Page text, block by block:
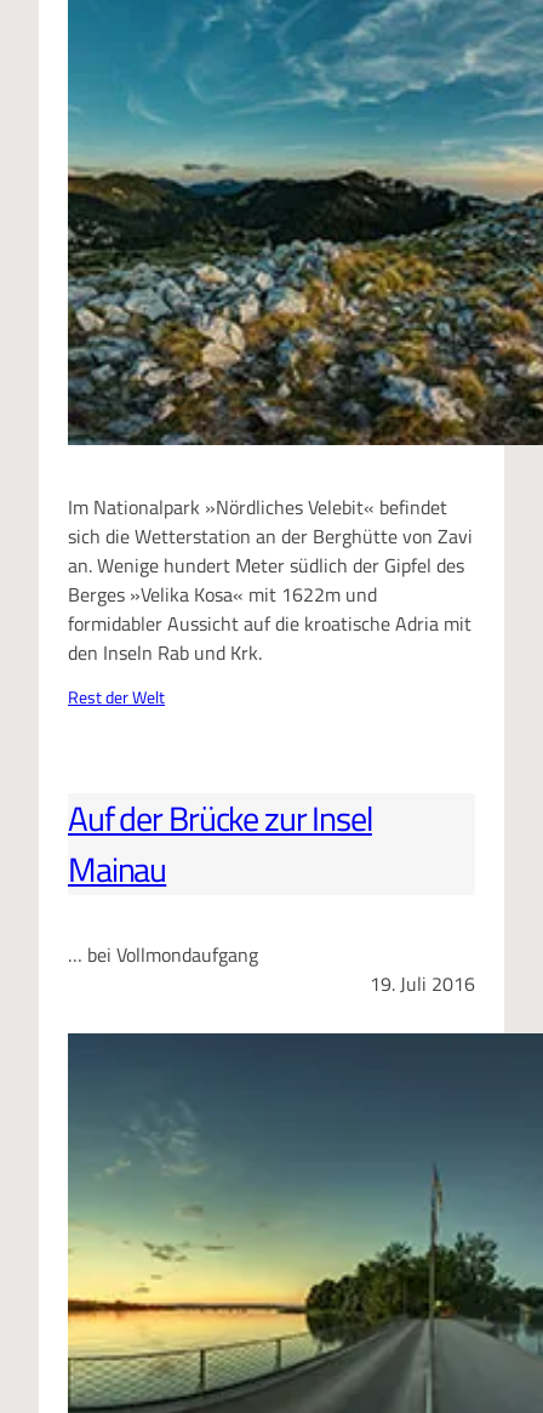
Im Nationalpark »Nördliches Velebit« befindet
sich die Wetterstation an der Berghütte von Zavi
an. Wenige hundert Meter südlich der Gipfel des
Berges »Velika Kosa« mit 1622m und
formidabler Aussicht auf die kroatische Adria mit
den Inseln Rab und Krk.
Rest der Welt
Auf der Brücke zur Insel
Mainau
… bei Vollmondaufgang
19. Juli 2016